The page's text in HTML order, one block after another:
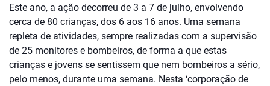
Este ano, a ação decorreu de 3 a 7 de julho, envolvendo
cerca de 80 crianças, dos 6 aos 16 anos. Uma semana
repleta de atividades, sempre realizadas com a supervisão
de 25 monitores e bombeiros, de forma a que estas
crianças e jovens se sentissem que nem bombeiros a sério,
pelo menos, durante uma semana. Nesta ‘corporação de